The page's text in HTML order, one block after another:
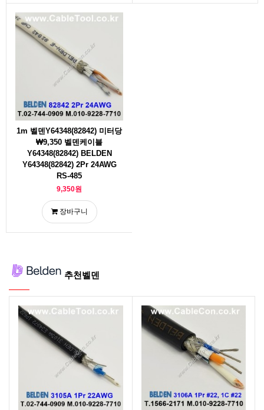
1m 벨덴Y64348(82842) 미터당
₩9,350 벨덴케이블
Y64348(82842) BELDEN
Y64348(82842) 2Pr 24AWG
RS-485
9,350원
장바구니
추천벨덴